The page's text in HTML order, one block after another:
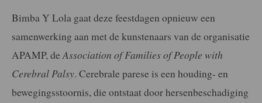
Bimba Y Lola gaat deze feestdagen opnieuw een
samenwerking aan met de kunstenaars van de organisatie
APAMP, deAssociation of Families of People with
Cerebral Palsy. Cerebrale parese is een houding- en
bewegingsstoornis, die ontstaat door hersenbeschadiging